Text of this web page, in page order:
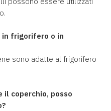
in frigorifero o in
sono adatte al frigorifero
il coperchio, posso